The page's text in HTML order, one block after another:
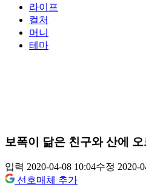
라이프
컬처
머니
테마
보폭이 닮은 친구와 산에
입력 2020-04-08 10:04수정 2020-
선호매체 추가